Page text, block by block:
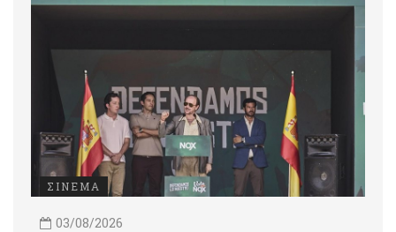
ΣΙΝΕΜΑ
03/08/2026